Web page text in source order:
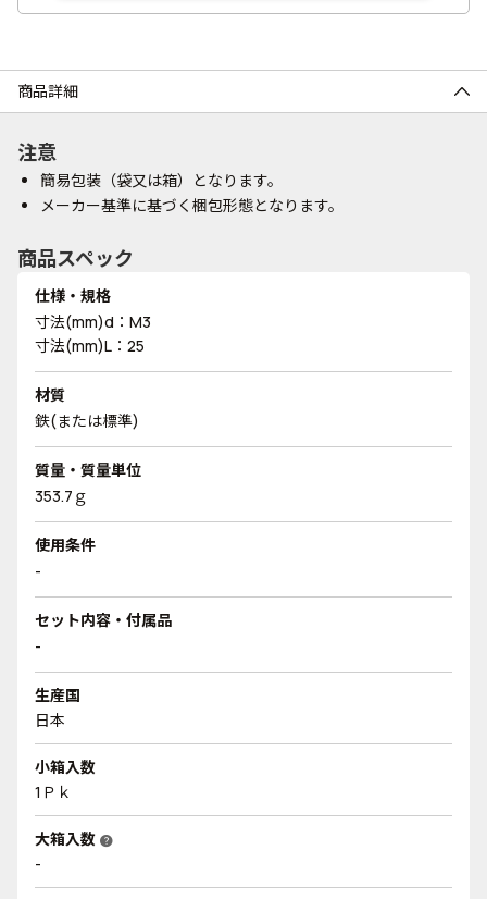
商品詳細
注意
簡易包装（袋又は箱）となります。
メーカー基準に基づく梱包形態となります。
商品スペック
仕様・規格
寸法(mm)d：M3
寸法(mm)L：25
材質
鉄(または標準)
質量・質量単位
353.7ｇ
使用条件
-
セット内容・付属品
-
生産国
日本
小箱入数
1Ｐｋ
大箱入数 help
-